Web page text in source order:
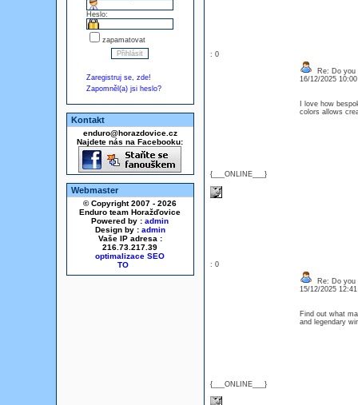
Heslo:
zapamatovat
Zaregistruj se, zde!
Zapomněl(a) jsi heslo?
Kontakt
enduro@horazdovice.cz
Najdete nás na Facebooku:
Webmaster
© Copyright 2007 - 2026
Enduro team Horažďovice
Powered by : admin
Design by : admin
Vaše IP adresa :
216.73.217.39
optimalizace SEO
: 0
{___ONLINE___}
Re: Do you
16/12/2025
I love how
colors allows
: 0
{___ONLINE___}
Re: Do you
15/12/2025
Find out what
and legendary